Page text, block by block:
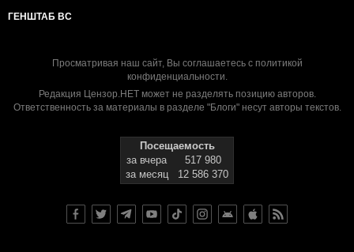
ГЕНШТАБ ВС
Просматривая наш сайт, Вы соглашаетесь с политикой
конфиденциальности.
Редакция Цензор.НЕТ может не разделять позицию авторов.
Ответственность за материалы в разделе "Блоги" несут авторы текстов.
Посещаемость
за вчера
517 980
за месяц
12 586 370